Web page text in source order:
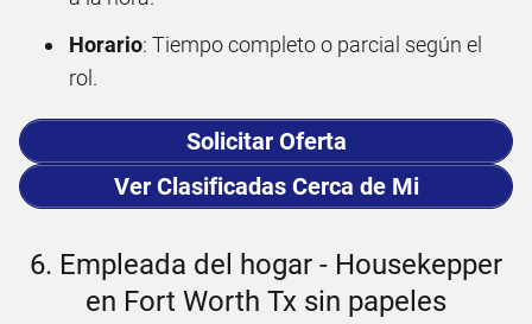
Horario: Tiempo completo o parcial según el
rol.
Solicitar Oferta
Ver Clasificadas Cerca de Mi
6. Empleada del hogar - Housekepper
en Fort Worth Tx sin papeles